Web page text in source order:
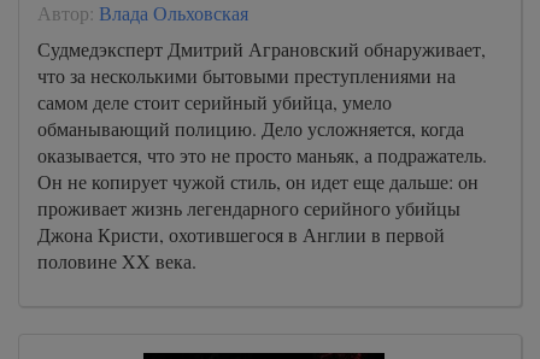
Автор: Влада Ольховская
Судмедэксперт Дмитрий Аграновский обнаруживает,
что за несколькими бытовыми преступлениями на
самом деле стоит серийный убийца, умело
обманывающий полицию. Дело усложняется, когда
оказывается, что это не просто маньяк, а подражатель.
Он не копирует чужой стиль, он идет еще дальше: он
проживает жизнь легендарного серийного убийцы
Джона Кристи, охотившегося в Англии в первой
половине XX века.